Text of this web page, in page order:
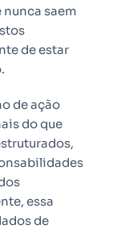
saem
de estar
de ação
do que
essa
de